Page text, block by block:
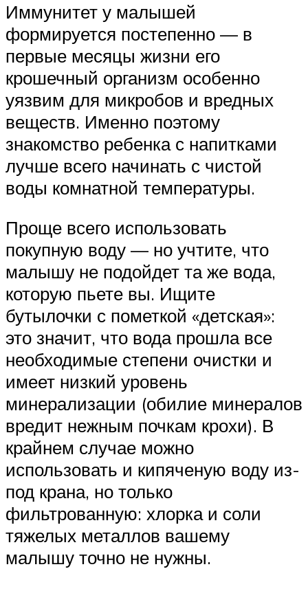
Иммунитет у малышей
формируется постепенно — в
первые месяцы жизни его
крошечный организм особенно
уязвим для микробов и вредных
веществ. Именно поэтому
знакомство ребенка с напитками
лучше всего начинать с чистой
воды комнатной температуры.
Проще всего использовать
покупную воду — но учтите, что
малышу не подойдет та же вода,
которую пьете вы. Ищите
бутылочки с пометкой «детская»:
это значит, что вода прошла все
необходимые степени очистки и
имеет низкий уровень
минерализации (обилие минералов
вредит нежным почкам крохи). В
крайнем случае можно
использовать и кипяченую воду из-
под крана, но только
фильтрованную: хлорка и соли
тяжелых металлов вашему
малышу точно не нужны.